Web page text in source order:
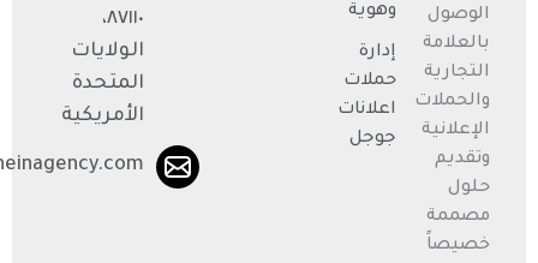
الوصول
بالعلامة
التجارية
والحملات
الإعلانية
وتقديم
حلول
مصممة
خصيصاً
وهوية
إدارة
حملات
اعلانات
جوجل
٨٧١١٠،
الولايات
المتحدة
الأمريكية